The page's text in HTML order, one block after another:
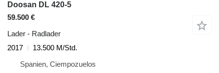
Doosan DL 420-5
59.500 €
Lader - Radlader
2017
13.500 M/Std.
Spanien, Ciempozuelos